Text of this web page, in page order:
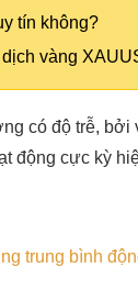
tín không?
vàng
có độ trễ, bởi
động cực kỳ
trung bình